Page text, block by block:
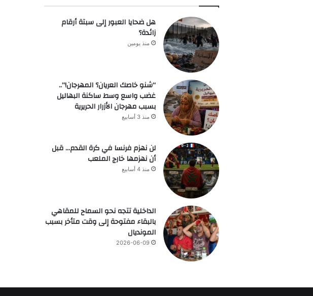
هل ضحايا العبور إلى سبتة أرقام
زائدة؟
منذ يومين
“شنو خاصك العريان؟ المهرجان!”..
غضب واسع وسط ساكنة البهاليل
بسبب مهرجان الأزرار الحريرية
منذ 3 أسابيع
لن نهزم فرنسا في كرة القدم… قبل
أن نهزمها خارج الملعب
منذ 4 أسابيع
الداخلية تتجه نحو السماح للمقاهي
بالبقاء مفتوحة إلى وقت متأخر بسبب
المونديال
2026-06-09